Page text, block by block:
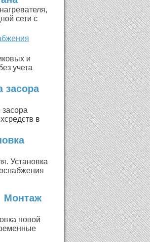
сети с
и
учета
засора
засора
в
Установка
Монтаж
новой